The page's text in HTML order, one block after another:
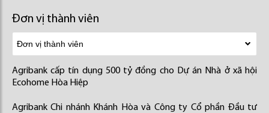
Đơn vị thành viên
Agribank cấp tín dụng 500 tỷ đồng cho Dự án Nhà ở xã hội
Ecohome Hòa Hiệp
Agribank Chi nhánh Khánh Hòa và Công ty Cổ phần Đầu tư